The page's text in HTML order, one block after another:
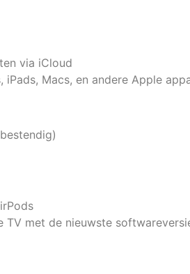
via iCloud
iPads, Macs, en andere Apple
TV met de nieuwste